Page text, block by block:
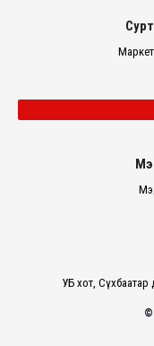
УБ хот, Сүхбаатар
©